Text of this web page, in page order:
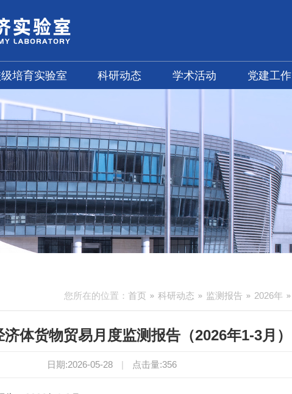
培育实验室 科研动态 学术活动 党建工作
您所在的位置： 首页 科研动态 监测报告 2026年
体货物贸易月度监测报告（2026年1-3月）
日期:2026-05-28 | 点击量:356